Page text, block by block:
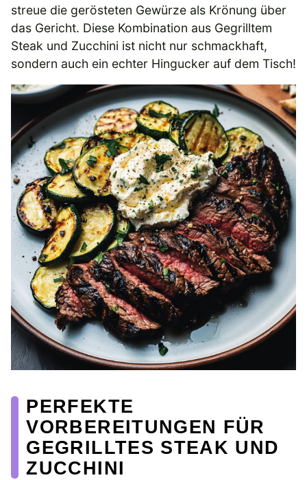
streue die gerösteten Gewürze als Krönung über
das Gericht. Diese Kombination aus Gegrilltem
Steak und Zucchini ist nicht nur schmackhaft,
sondern auch ein echter Hingucker auf dem Tisch!
PERFEKTE
VORBEREITUNGEN FÜR
GEGRILLTES STEAK UND
ZUCCHINI